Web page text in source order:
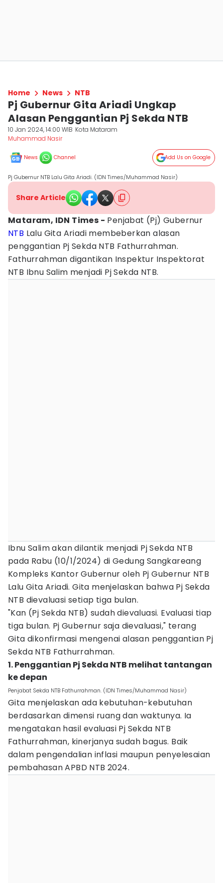
Home News NTB
Pj Gubernur Gita Ariadi Ungkap
Alasan Penggantian Pj Sekda NTB
10 Jan 2024, 14:00 WIB Kota Mataram
Muhammad Nasir
News Channel Add Us on Google
Pj Gubernur NTB Lalu Gita Ariadi. (IDN Times/Muhammad Nasir)
Share Article
Mataram, IDN Times - Penjabat (Pj) Gubernur
NTB Lalu Gita Ariadi membeberkan alasan
penggantian Pj Sekda NTB Fathurrahman.
Fathurrahman digantikan Inspektur Inspektorat
NTB Ibnu Salim menjadi Pj Sekda NTB.
Ibnu Salim akan dilantik menjadi Pj Sekda NTB
pada Rabu (10/1/2024) di Gedung Sangkareang
Kompleks Kantor Gubernur oleh Pj Gubernur NTB
Lalu Gita Ariadi. Gita menjelaskan bahwa Pj Sekda
NTB dievaluasi setiap tiga bulan.
"Kan (Pj Sekda NTB) sudah dievaluasi. Evaluasi tiap
tiga bulan. Pj Gubernur saja dievaluasi," terang
Gita dikonfirmasi mengenai alasan penggantian Pj
Sekda NTB Fathurrahman.
1. Penggantian Pj Sekda NTB melihat tantangan
ke depan
Penjabat Sekda NTB Fathurrahman. (IDN Times/Muhammad Nasir)
Gita menjelaskan ada kebutuhan-kebutuhan
berdasarkan dimensi ruang dan waktunya. Ia
mengatakan hasil evaluasi Pj Sekda NTB
Fathurrahman, kinerjanya sudah bagus. Baik
dalam pengendalian inflasi maupun penyelesaian
pembahasan APBD NTB 2024.